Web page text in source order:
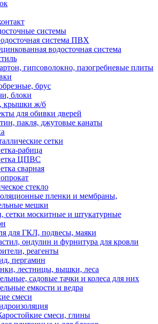
системы
система ПВХ
водосточная система
гипсоволокно, пазогребневые плиты
брус
блоки
крышки ж/б
для обивки дверей
пакля, джутовые канаты
сетки
рабица
ЦПВС
сварная
стекло
пленки и мембраны,
мешки
сетки москитные и штукатурные
для ГКЛ, подвесы, маяки
ондулин и фурнитура для кровли
реагенты
пергамин
лестницы, вышки, леса
садовые тачки и колеса для них
емкости и ведра
смеси
смеси, глины